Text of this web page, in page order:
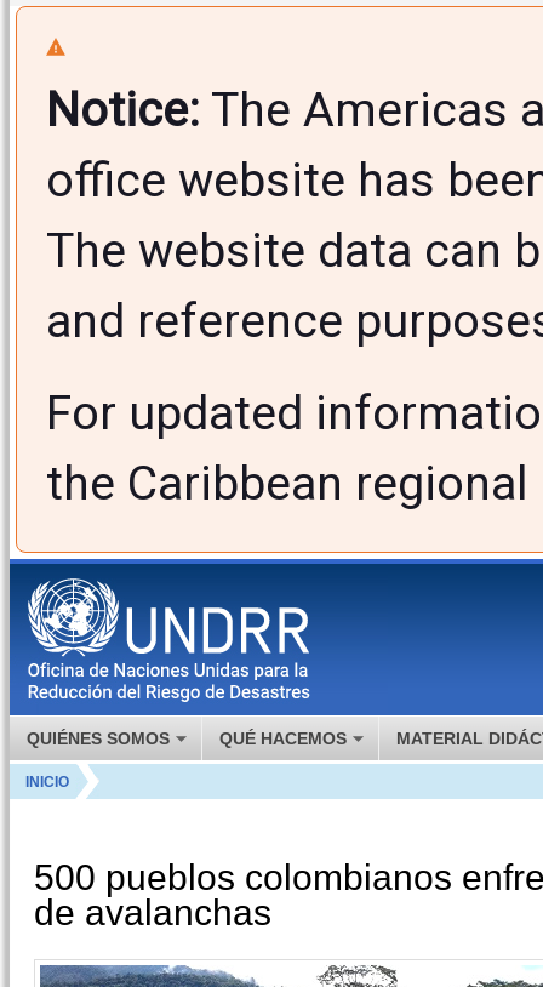
Notice: The Americas
office website has
The website data can
and reference
For updated
the Caribbean
QUIÉNES SOMOS QUÉ HACEMOS MATERIAL
INICIO
500 pueblos colombianos
de avalanchas